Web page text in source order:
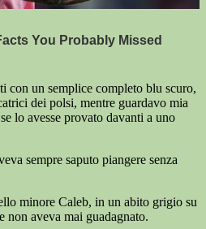
con un semplice completo blu scuro,
dei polsi, mentre guardavo mia
lo avesse provato davanti a uno
sempre saputo piangere senza
minore Caleb, in un abito grigio su
non aveva mai guadagnato.